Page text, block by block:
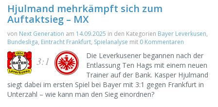
Hjulmand mehrkämpft sich zum
Auftaktsieg – MX
von Next Generation am 14.09.2025 in den Kategorien Bayer Leverkusen,
Bundesliga, Eintracht Frankfurt, Spielanalyse mit 0 Kommentaren
3:1
Die Leverkusener begannen nach der
Entlassung Ten Hags mit einem neuen
Trainer auf der Bank. Kasper Hjulmand
siegt dabei im ersten Spiel bei Bayer mit 3:1 gegen Frankfurt in
Unterzahl – wie kann man den Sieg einordnen?